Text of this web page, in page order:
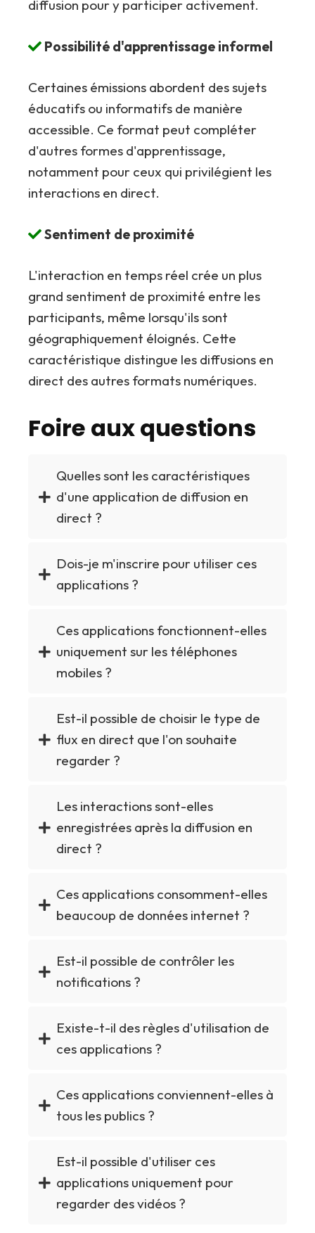
diffusion pour y participer activement.
Possibilité d'apprentissage informel
Certaines émissions abordent des sujets
éducatifs ou informatifs de manière
accessible. Ce format peut compléter
d'autres formes d'apprentissage,
notamment pour ceux qui privilégient les
interactions en direct.
Sentiment de proximité
L'interaction en temps réel crée un plus
grand sentiment de proximité entre les
participants, même lorsqu'ils sont
géographiquement éloignés. Cette
caractéristique distingue les diffusions en
direct des autres formats numériques.
Foire aux questions
Quelles sont les caractéristiques
d'une application de diffusion en
direct ?
Dois-je m'inscrire pour utiliser ces
applications ?
Ces applications fonctionnent-elles
uniquement sur les téléphones
mobiles ?
Est-il possible de choisir le type de
flux en direct que l'on souhaite
regarder ?
Les interactions sont-elles
enregistrées après la diffusion en
direct ?
Ces applications consomment-elles
beaucoup de données internet ?
Est-il possible de contrôler les
notifications ?
Existe-t-il des règles d'utilisation de
ces applications ?
Ces applications conviennent-elles à
tous les publics ?
Est-il possible d'utiliser ces
applications uniquement pour
regarder des vidéos ?